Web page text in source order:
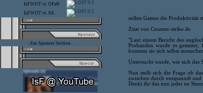
IsF.WOT vs. OFaH 0:2
IsF.WOT vs. SA 0:2
- Zur Sponsor Section -
sollen Games die Produktivität
Zitat von Counter-strike.de
"Laut einem Bericht des
Probanden wurde es
konnten sie sich selbst aussuchen.
Untersucht wurde, wie sich das
Nun stellt sich die Frage ob
zwischen durch entspanndt
Denkt ihr das nun jeder ne